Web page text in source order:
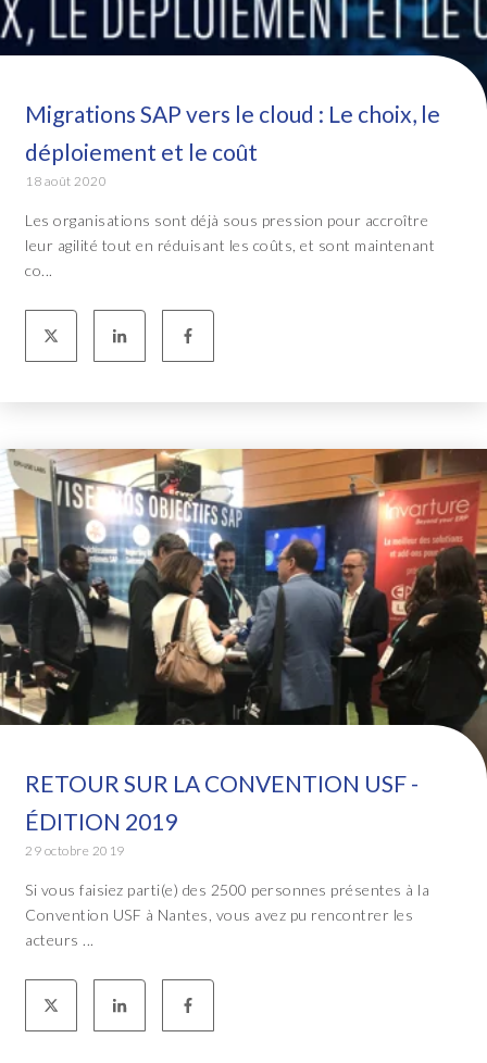
Migrations SAP vers le cloud : Le choix, le
déploiement et le coût
18 août 2020
Les organisations sont déjà sous pression pour accroître
leur agilité tout en réduisant les coûts, et sont maintenant
co...
RETOUR SUR LA CONVENTION USF -
ÉDITION 2019
29 octobre 2019
Si vous faisiez parti(e) des 2500 personnes présentes à la
Convention USF à Nantes, vous avez pu rencontrer les
acteurs ...